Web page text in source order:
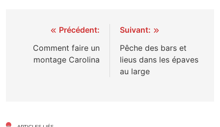
Navigation
l’article
Précédent:
Comment faire un
montage Carolina
Suivant:
Pêche des bars et
lieus dans les épaves
au large